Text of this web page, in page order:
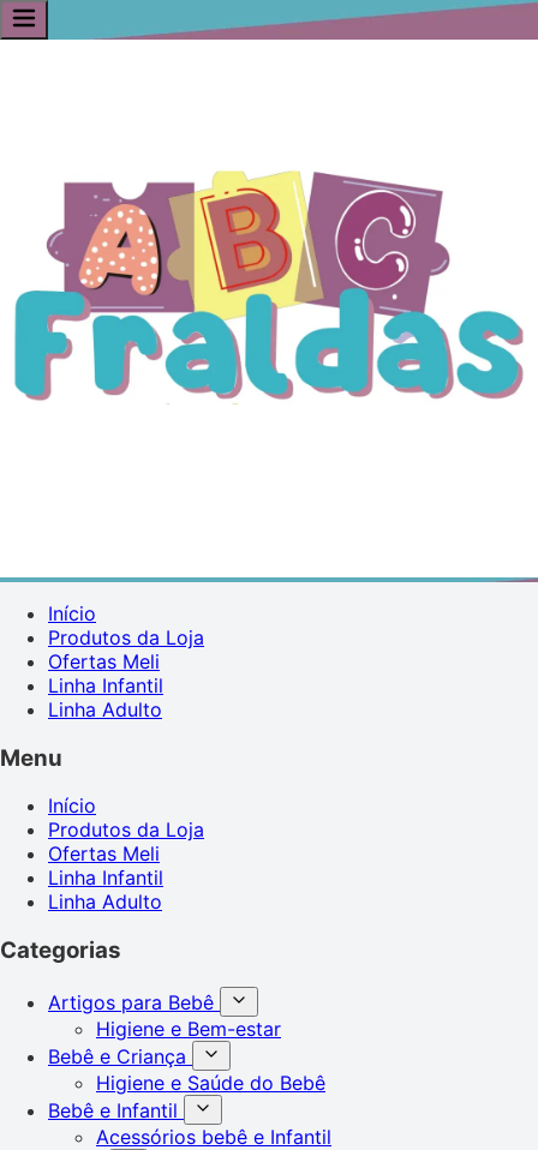
Início
Produtos da Loja
Ofertas Meli
Linha Infantil
Linha Adulto
Menu
Início
Produtos da Loja
Ofertas Meli
Linha Infantil
Linha Adulto
Categorias
Artigos para Bebê
Higiene e Bem-estar
Bebê e Criança
Higiene e Saúde do Bebê
Bebê e Infantil
Acessórios bebê e Infantil